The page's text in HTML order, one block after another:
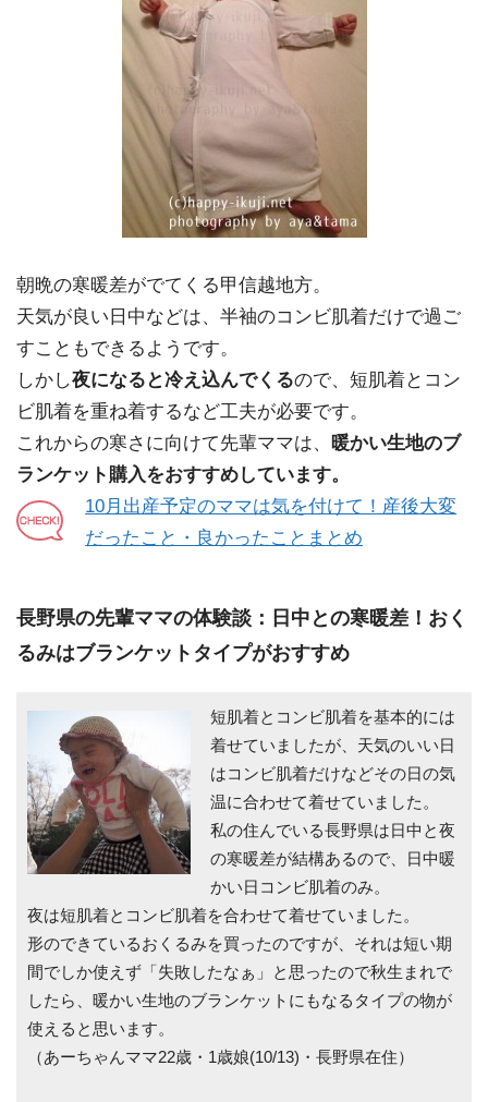
朝晩の寒暖差がでてくる甲信越地方。
天気が良い日中などは、半袖のコンビ肌着だけで過ご
すこともできるようです。
しかし夜になると冷え込んでくるので、短肌着とコン
ビ肌着を重ね着するなど工夫が必要です。
これからの寒さに向けて先輩ママは、 暖かい生地のブ
ランケット購入をおすすめしています。
10月出産予定のママは気を付けて！産後大変
だったこと・良かったことまとめ
長野県の先輩ママの体験談：日中との寒暖差！おく
るみはブランケットタイプがおすすめ
短肌着とコンビ肌着を基本的には
着せていましたが、天気のいい日
はコンビ肌着だけなどその日の気
温に合わせて着せていました。
私の住んでいる長野県は日中と夜
の寒暖差が結構あるので、日中暖
かい日コンビ肌着のみ。
夜は短肌着とコンビ肌着を合わせて着せていました。
形のできているおくるみを買ったのですが、それは短い期
間でしか使えず「失敗したなぁ」と思ったので秋生まれで
したら、暖かい生地のブランケットにもなるタイプの物が
使えると思います。
（あーちゃんママ22歳・1歳娘(10/13)・長野県在住）